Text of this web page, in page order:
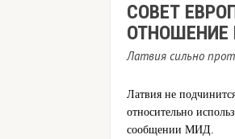
СОВЕТ
Латвия сильно
Латвия не
относительно
сообщении МИД.